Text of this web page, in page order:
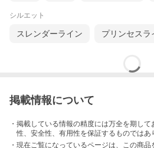
シルエット
スレンダーライン プリンセスラ
掲載情報について
・掲載している情報の精度には万全を期し
性、安全性、有用性を保証するものではあ
・現在ご覧になっているページは、この商品